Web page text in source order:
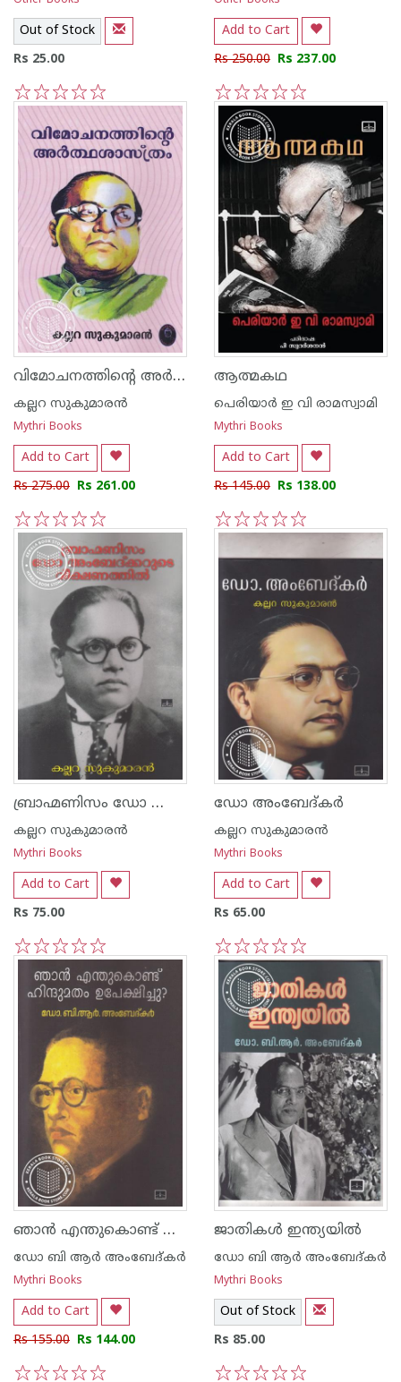
Out of Stock
Rs 25.00
5
4
3
2
1
Add to Cart
Rs 250.00 Rs 237.00
5
4
3
2
1
വിമോചനത്തിന്റെ അര്‍ത്ഥശാസ്ത്രം
കല്ലറ സുകുമാരന്‍
Mythri Books
Add to Cart
Rs 275.00 Rs 261.00
5
4
3
2
1
ആത്മകഥ
പെരിയാര്‍ ഇ വി രാമസ്വാമി
Mythri Books
Add to Cart
Rs 145.00 Rs 138.00
5
4
3
2
1
ബ്രാഹ്മണിസം ഡോ അംബേദ്ക്കറുടെ വീക്ഷണത്തില്‍
കല്ലറ സുകുമാരന്‍
Mythri Books
Add to Cart
Rs 75.00
5
4
3
2
1
ഡോ അംബേദ്കര്‍
കല്ലറ സുകുമാരന്‍
Mythri Books
Add to Cart
Rs 65.00
5
4
3
2
1
ഞാന്‍ എന്തുകൊണ്ട് ഹിന്ദുമതം ഉപേക്ഷിച്ചു
ഡോ ബി ആര്‍ അംബേദ്കര്‍
Mythri Books
Add to Cart
Rs 155.00 Rs 144.00
ജാതികള്‍ ഇന്ത്യയില്‍
ഡോ ബി ആര്‍ അംബേദ്കര്‍
Mythri Books
Out of Stock
Rs 85.00